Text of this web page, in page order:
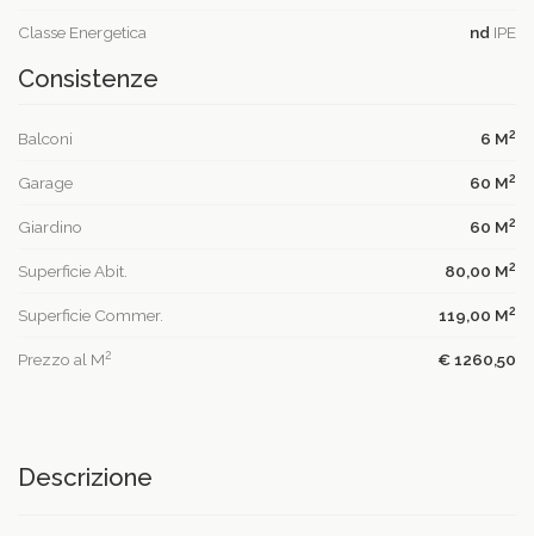
Classe Energetica nd IPE
Consistenze
Balconi 6 M2
Garage 60 M2
Giardino 60 M2
Superficie Abit. 80,00 M2
Superficie Commer. 119,00 M2
Prezzo al M2 € 1260,50
Descrizione